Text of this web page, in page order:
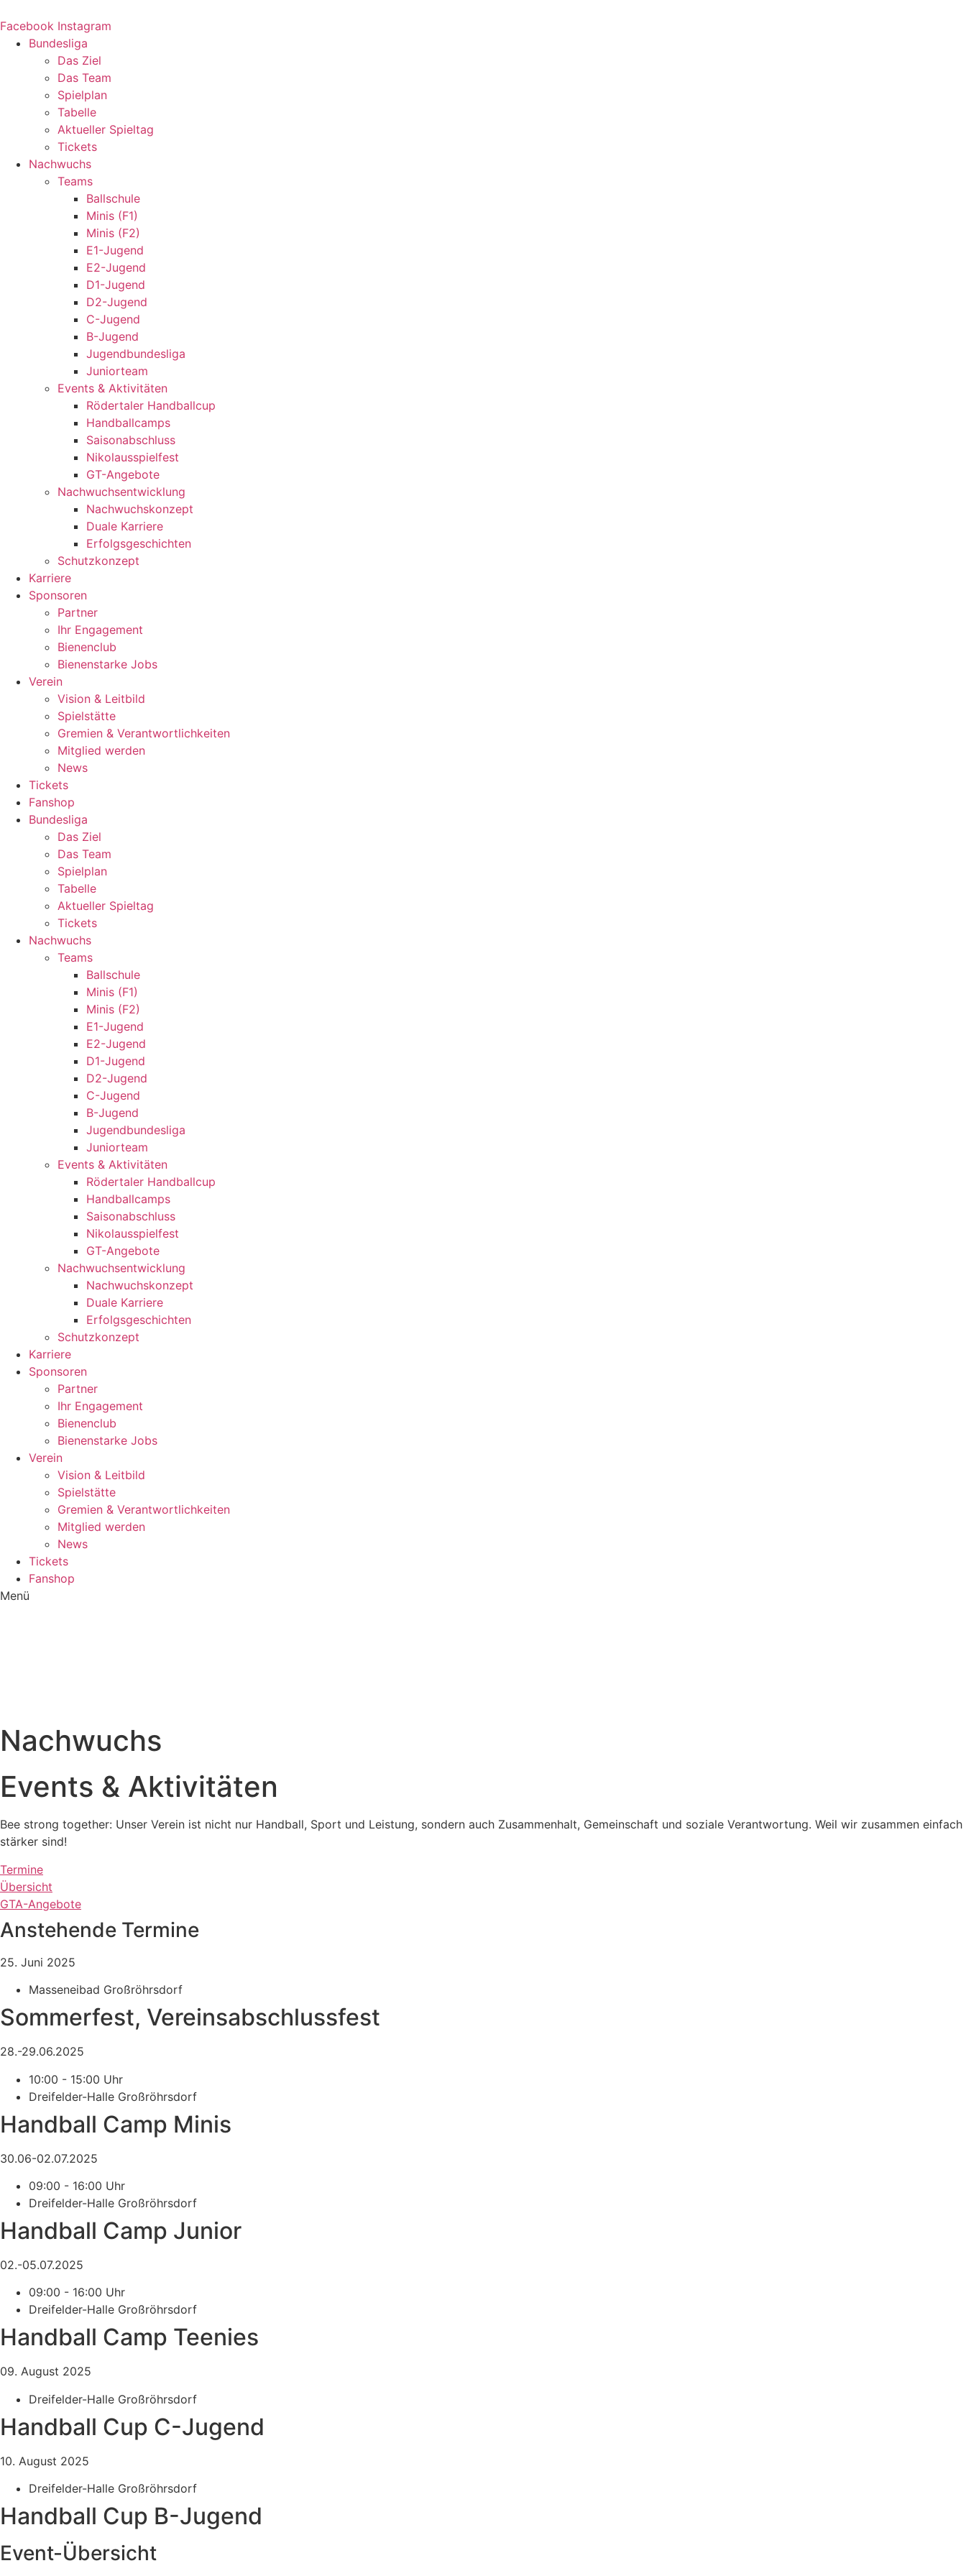
Inhalt
springen
Facebook Instagram
Bundesliga
Das Ziel
Das Team
Spielplan
Tabelle
Aktueller Spieltag
Tickets
Nachwuchs
Teams
Ballschule
Minis (F1)
Minis (F2)
E1-Jugend
E2-Jugend
D1-Jugend
D2-Jugend
C-Jugend
B-Jugend
Jugendbundesliga
Juniorteam
Events & Aktivitäten
Rödertaler Handballcup
Handballcamps
Saisonabschluss
Nikolausspielfest
GT-Angebote
Nachwuchsentwicklung
Nachwuchskonzept
Duale Karriere
Erfolgsgeschichten
Schutzkonzept
Karriere
Sponsoren
Partner
Ihr Engagement
Bienenclub
Bienenstarke Jobs
Verein
Vision & Leitbild
Spielstätte
Gremien & Verantwortlichkeiten
Mitglied werden
News
Tickets
Fanshop
Bundesliga
Das Ziel
Das Team
Spielplan
Tabelle
Aktueller Spieltag
Tickets
Nachwuchs
Teams
Ballschule
Minis (F1)
Minis (F2)
E1-Jugend
E2-Jugend
D1-Jugend
D2-Jugend
C-Jugend
B-Jugend
Jugendbundesliga
Juniorteam
Events & Aktivitäten
Rödertaler Handballcup
Handballcamps
Saisonabschluss
Nikolausspielfest
GT-Angebote
Nachwuchsentwicklung
Nachwuchskonzept
Duale Karriere
Erfolgsgeschichten
Schutzkonzept
Karriere
Sponsoren
Partner
Ihr Engagement
Bienenclub
Bienenstarke Jobs
Verein
Vision & Leitbild
Spielstätte
Gremien & Verantwortlichkeiten
Mitglied werden
News
Tickets
Fanshop
Menü
Nachwuchs
Events & Aktivitäten
Bee strong together: Unser Verein ist nicht nur Handball, Sport und Leistung, sondern auch Zusammenhalt, Gemeinschaft und soziale Verantwortung. Weil wir zusammen einfach
stärker sind!
Termine
Übersicht
GTA-Angebote
Anstehende Termine
25. Juni 2025
Masseneibad Großröhrsdorf
Sommerfest, Vereinsabschlussfest
28.-29.06.2025
10:00 - 15:00 Uhr
Dreifelder-Halle Großröhrsdorf
Handball Camp Minis
30.06-02.07.2025
09:00 - 16:00 Uhr
Dreifelder-Halle Großröhrsdorf
Handball Camp Junior
02.-05.07.2025
09:00 - 16:00 Uhr
Dreifelder-Halle Großröhrsdorf
Handball Camp Teenies
09. August 2025
Dreifelder-Halle Großröhrsdorf
Handball Cup C-Jugend
10. August 2025
Dreifelder-Halle Großröhrsdorf
Handball Cup B-Jugend
Event-Übersicht